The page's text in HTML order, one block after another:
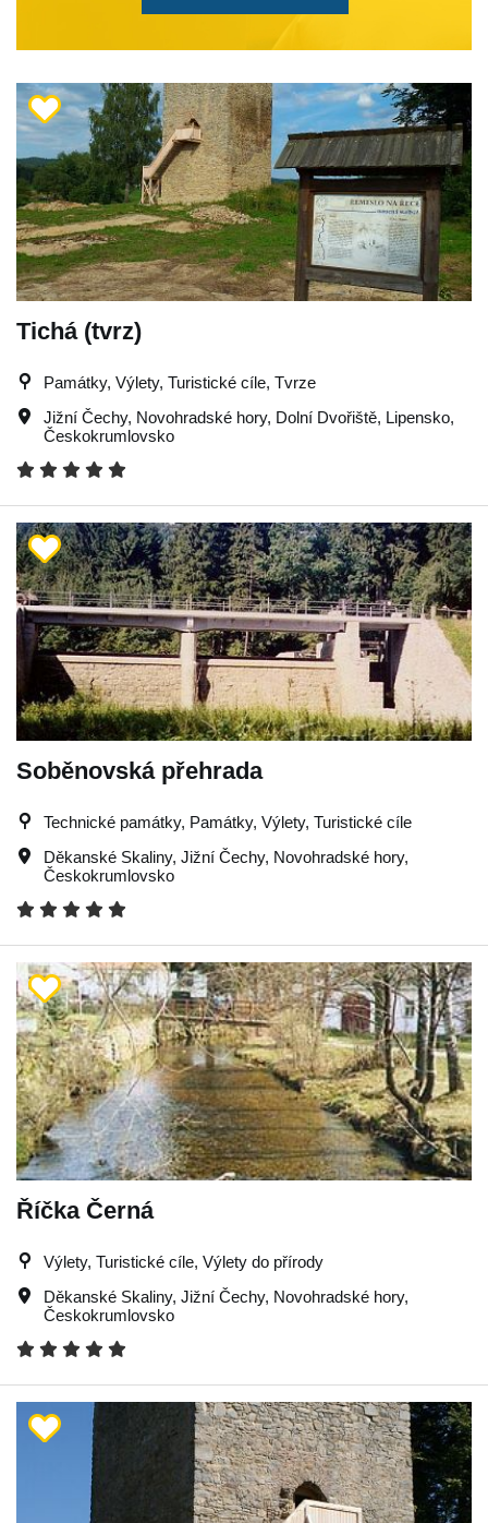
Tichá (tvrz)
Památky, Výlety, Turistické cíle, Tvrze
Jižní Čechy, Novohradské hory, Dolní Dvořiště, Lipensko,
Českokrumlovsko
Soběnovská přehrada
Technické památky, Památky, Výlety, Turistické cíle
Děkanské Skaliny, Jižní Čechy, Novohradské hory,
Českokrumlovsko
Říčka Černá
Výlety, Turistické cíle, Výlety do přírody
Děkanské Skaliny, Jižní Čechy, Novohradské hory,
Českokrumlovsko